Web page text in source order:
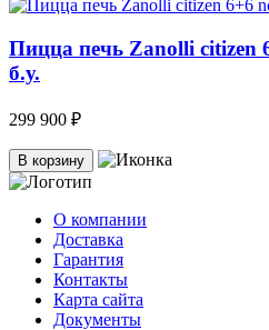
Пицца печь Zanolli citizen
б.у.
299 900 ₽
В корзину
О компании
Доставка
Гарантия
Контакты
Карта сайта
Документы